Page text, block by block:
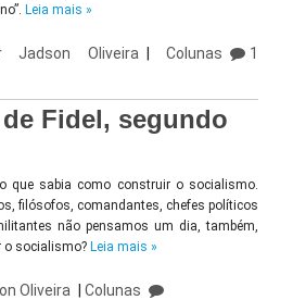
Leia mais »
Jadson Oliveira Colunas
1
Fidel, segundo
que sabia como construir o socialismo.
filósofos, comandantes, chefes políticos
não pensamos um dia, também,
o socialismo? Leia mais »
Oliveira |Colunas